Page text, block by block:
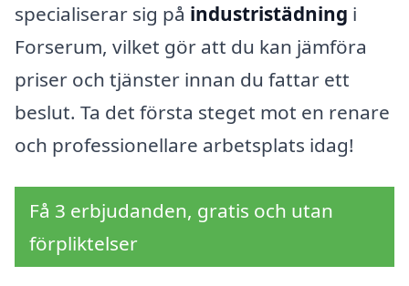
specialiserar sig på industristädning i
Forserum, vilket gör att du kan jämföra
priser och tjänster innan du fattar ett
beslut. Ta det första steget mot en renare
och professionellare arbetsplats idag!
Få 3 erbjudanden, gratis och utan
förpliktelser